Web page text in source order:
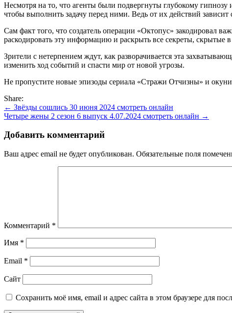
Несмотря на то, что агенты были подвергнуты глубокому
чтобы выполнить задачу перед ними. Ведь от их действий
Сам факт того, что создатель операции «Октопус» закодировал
раскодировать эту информацию и раскрыть все секреты, скрытые
Зрители с нетерпением ждут, как разворачивается эта
изменить ход событий и спасти мир от новой угрозы.
Не пропустите новые эпизоды сериала «Стражи Отчизны» и
Share:
Навигация
по
записям
← Звёзды сошлись 30 июня 2024 смотреть онлайн
Четыре жены 2 сезон 6 выпуск 4.07.2024 смотреть онлайн →
Добавить комментарий
Ваш адрес email не будет опубликован. Обязательные поля
Комментарий *
Имя *
Email *
Сайт
Сохранить моё имя, email и адрес сайта в этом браузере для